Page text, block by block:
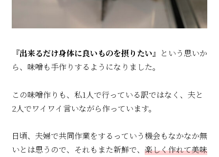
『出来るだけ身体に良いものを摂りたい』 という思いか
ら、味噌も手作りするようになりました。
この味噌作りも、私1人で行っている訳ではなく、夫と
2人でワイワイ言いながら作っています。
日頃、夫婦で共同作業をするっていう機会もなかなか無
いとは思うので、それもまた新鮮で、 楽しく作れて美味